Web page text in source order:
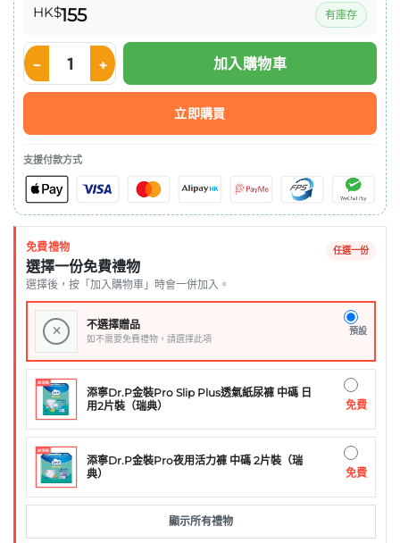
HK$155 有庫存
加護 Cancare™ 傷口貼 9x10cm (1盒20包 1包3片) 數量
加入購物車
立即購買
支援付款方式
免費禮物
選擇一份免費禮物
選擇後，按「加入購物車」時會一併加入。
任選一份
× 不選擇贈品
如不需要免費禮物，請選擇此項
預設
添寧Dr.P金裝Pro Slip Plus透氣紙尿褲 中碼 日
用2片裝（瑞典）
免費
添寧Dr.P金裝Pro夜用活力褲 中碼 2片裝（瑞
典）
免費
顯示所有禮物